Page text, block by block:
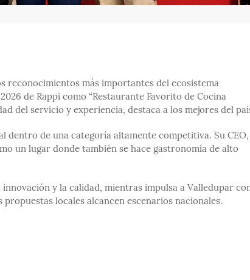
reconocimientos más importantes del ecosistema
de Rappi como “Restaurante Favorito de Cocina
del servicio y experiencia, destaca a los mejores del
dentro de una categoría altamente competitiva. Su CEO,
un lugar donde también se hace gastronomía de alto
y la calidad, mientras impulsa a Valledupar
locales alcancen escenarios nacionales.